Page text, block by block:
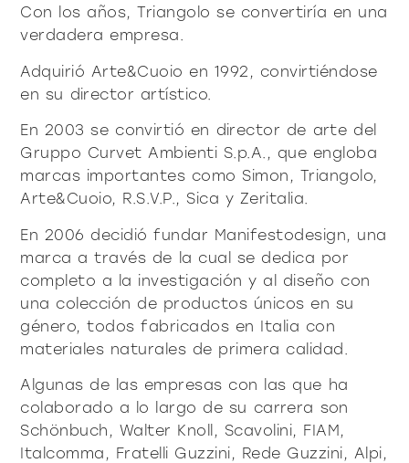
Con los años, Triangolo se convertiría en una
verdadera empresa.
Adquirió Arte&Cuoio en 1992, convirtiéndose
en su director artístico.
En 2003 se convirtió en director de arte del
Gruppo Curvet Ambienti S.p.A., que engloba
marcas importantes como Simon, Triangolo,
Arte&Cuoio, R.S.V.P., Sica y Zeritalia.
En 2006 decidió fundar Manifestodesign, una
marca a través de la cual se dedica por
completo a la investigación y al diseño con
una colección de productos únicos en su
género, todos fabricados en Italia con
materiales naturales de primera calidad.
Algunas de las empresas con las que ha
colaborado a lo largo de su carrera son
Schönbuch, Walter Knoll, Scavolini, FIAM,
Italcomma, Fratelli Guzzini, Rede Guzzini, Alpi,